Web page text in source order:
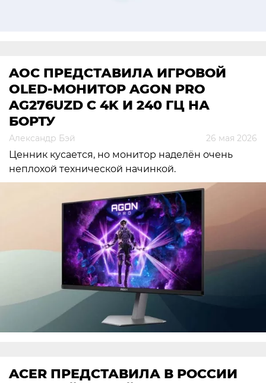
AOC ПРЕДСТАВИЛА ИГРОВОЙ
OLED-МОНИТОР AGON PRO
AG276UZD С 4K И 240 ГЦ НА
БОРТУ
Александр Бэй 26 мая 2026
Ценник кусается, но монитор наделён очень
неплохой технической начинкой.
ACER ПРЕДСТАВИЛА В РОССИИ